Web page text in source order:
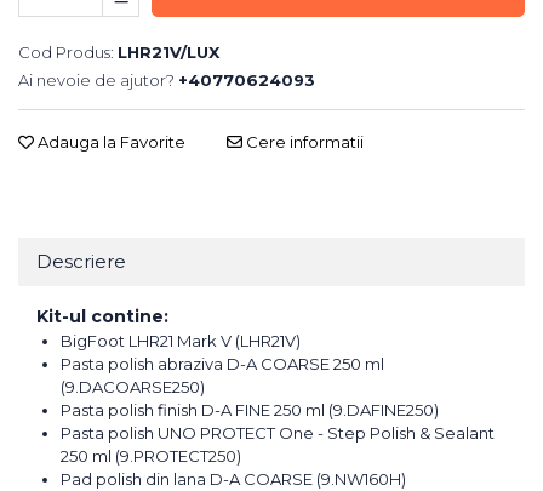
Cod Produs: LHR21V/LUX
Ai nevoie de ajutor? +40770624093
Adauga la Favorite Cere informatii
Descriere
Kit-ul contine:
BigFoot LHR21 Mark V (LHR21V)
Pasta polish abraziva D-A COARSE 250 ml
(9.DACOARSE250)
Pasta polish finish D-A FINE 250 ml (9.DAFINE250)
Pasta polish UNO PROTECT One - Step Polish & Sealant
250 ml (9.PROTECT250)
Pad polish din lana D-A COARSE (9.NW160H)